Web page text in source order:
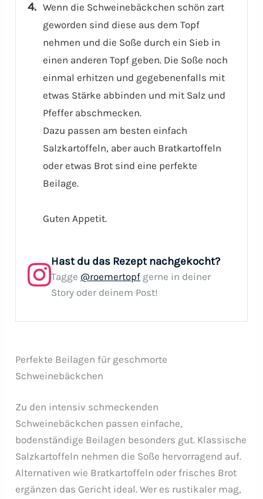
Wenn die Schweinebäckchen schön zart
geworden sind diese aus dem Topf
nehmen und die Soße durch ein Sieb in
einen anderen Topf geben. Die Soße noch
einmal erhitzen und gegebenenfalls mit
etwas Stärke abbinden und mit Salz und
Pfeffer abschmecken.
Dazu passen am besten einfach
Salzkartoffeln, aber auch Bratkartoffeln
oder etwas Brot sind eine perfekte
Beilage.
Guten Appetit.
Hast du das Rezept nachgekocht?
Tagge @roemertopf gerne in deiner
Story oder deinem Post!
Perfekte Beilagen für geschmorte
Schweinebäckchen
Zu den intensiv schmeckenden
Schweinebäckchen passen einfache,
bodenständige Beilagen besonders gut. Klassische
Salzkartoffeln nehmen die Soße hervorragend auf.
Alternativen wie Bratkartoffeln oder frisches Brot
ergänzen das Gericht ideal. Wer es rustikaler mag,